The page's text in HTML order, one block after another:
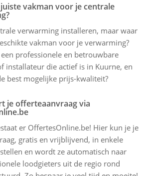
vakman voor je centrale
verwarming installeren, maar waar
vakman voor je verwarming?
professionele en betrouwbare
installateur die actief is in Kuurne, en
best mogelijke prijs-kwaliteit?
je offerteaanvraag via
er OffertesOnline.be! Hier kun je je
gratis en vrijblijvend, in enkele
en wordt ze automatisch naar
loodgieters uit de regio rond